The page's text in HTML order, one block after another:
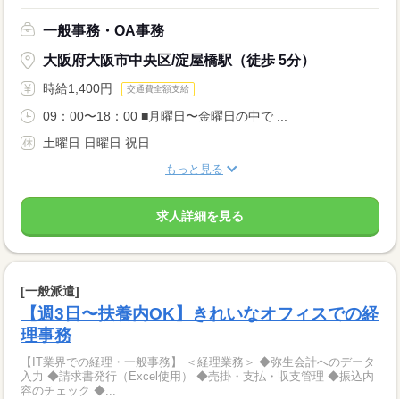
一般事務・OA事務
大阪府大阪市中央区/淀屋橋駅（徒歩 5分）
時給1,400円 交通費全額支給
09：00〜18：00 ■月曜日〜金曜日の中で ...
土曜日 日曜日 祝日
もっと見る
求人詳細を見る
[一般派遣]
【週3日〜扶養内OK】きれいなオフィスでの経
理事務
【IT業界での経理・一般事務】 ＜経理業務＞ ◆弥生会計へのデータ
入力 ◆請求書発行（Excel使用） ◆売掛・支払・収支管理 ◆振込内
容のチェック ◆...